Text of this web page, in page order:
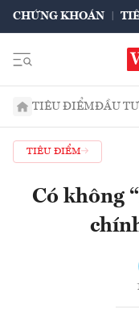
CHỨNG KHOÁN
TIÊU ĐIỂMĐẦU TƯ
TIÊU ĐIỂM
Có không